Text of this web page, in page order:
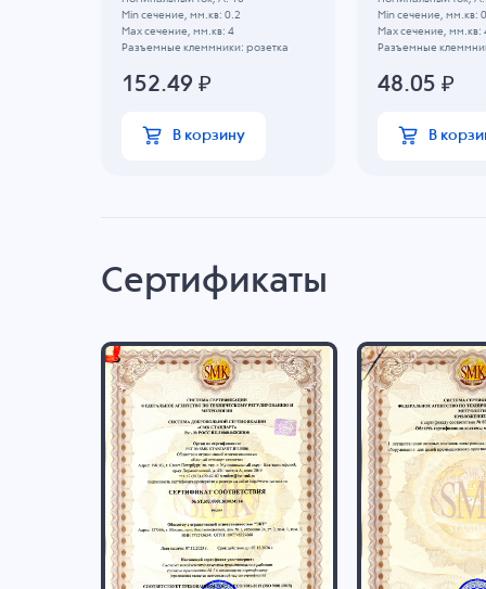
Min сечение, мм.кв: 0.2
Max сечение, мм.кв: 4
Разъемные клеммники: розетка
152.49 ₽
В корзину
Min сечение, мм.кв:
Max сечение, мм.кв:
Разъемные
48.05 ₽
В
Сертификаты